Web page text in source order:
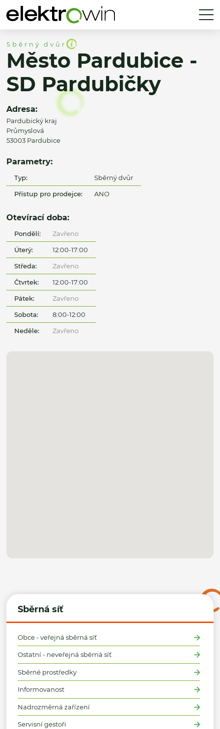
Sběrná síť
Obce - veřejná sběrná síť
Ostatní - neveřejná sběrná síť
Sběrné prostředky
Informovanost
Nadrozměrná zařízení
Servisní gestoři
Sběrný dvůr
Město Pardubice -
SD Pardubičky
Adresa:
Pardubický kraj
Průmyslová
53003 Pardubice
Parametry:
Typ: Sběrný dvůr
Přístup pro prodejce: ANO
Otevírací doba:
Pondělí: Zavřeno
Úterý: 12:00-17:00
Středa: Zavřeno
Čtvrtek: 12:00-17:00
Pátek: Zavřeno
Sobota: 8:00-12:00
Neděle: Zavřeno